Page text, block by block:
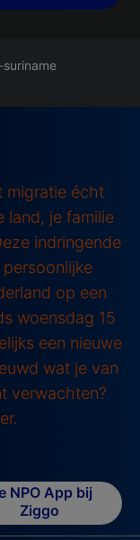
migratie écht
land, je familie
indringende
op een
woensdag 15
een nieuwe
wat je van
verwachten?
NPO App bij
Ziggo